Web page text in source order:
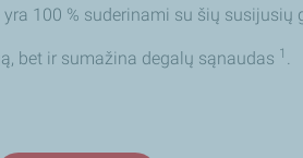
100 % suderinami su šių susijusių
bet ir sumažina degalų sąnaudas 1